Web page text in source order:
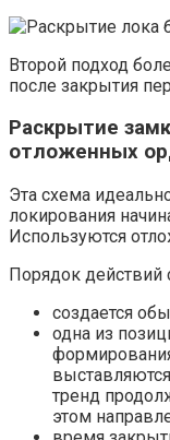
Второй подход
после закрытия
Раскрытие
отложенных
Эта схема
локирования
Используются
Порядок
создается
одна из
тренд
этом